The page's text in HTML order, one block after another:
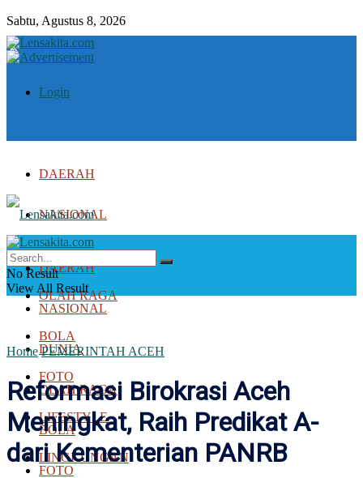
Sabtu, Agustus 8, 2026
Login
DAERAH
NASIONAL
DUNIA
OLAH RAGA
BOLA
FOTO
LIFESTYLE
LINGKUNGAN
DAERAH
NASIONAL
DUNIA
OLAH RAGA
BOLA
FOTO
No Result
View All Result
Home PEMERINTAH ACEH
Reformasi Birokrasi Aceh
Meningkat, Raih Predikat A-
dari Kementerian PANRB